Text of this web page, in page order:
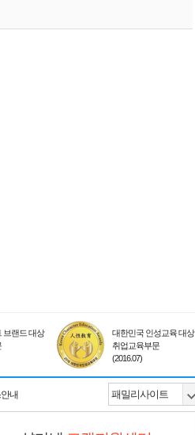
브랜드 대상
대한민국 인성교육 대상
취업교육부문
(2016.07)
내